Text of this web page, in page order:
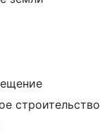
строительство